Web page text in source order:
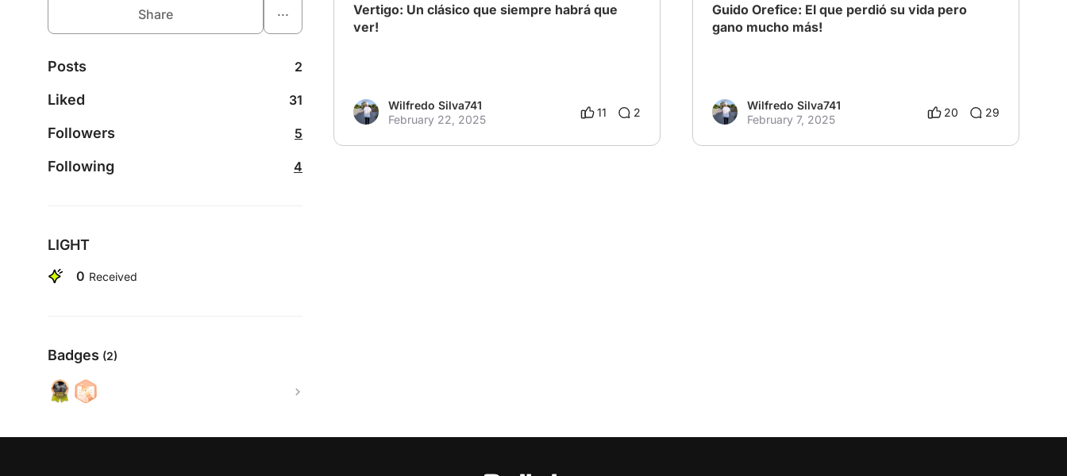
Share ...
Posts 2
Liked 31
Followers 5
Following 4
LIGHT
0 Received
Badges (2)
Vertigo: Un clásico que siempre habrá que
ver!
Wilfredo Silva741
February 22, 2025
11 2
Guido Orefice: El que perdió su vida pero
gano mucho más!
Wilfredo Silva741
February 7, 2025
20 29